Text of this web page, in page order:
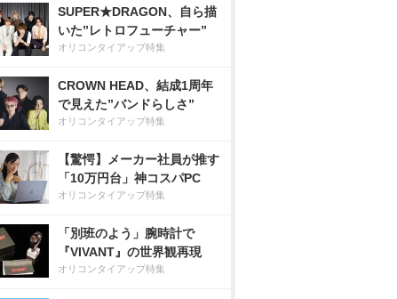
SUPER★DRAGON、自ら描
いた”レトロフューチャー”
オリコンタイアップ特集
CROWN HEAD、結成1周年
で見えた”バンドらしさ”
オリコンタイアップ特集
【驚愕】メーカー社員が推す
「10万円台」神コスパPC
オリコンタイアップ特集
「別班のよう」腕時計で
『VIVANT』の世界観再現
オリコンタイアップ特集